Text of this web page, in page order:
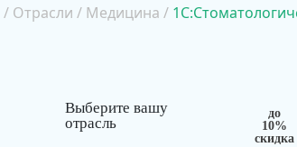
/ Отрасли / Медицина /
Выберите вашу
отрасль
до
10%
скидка